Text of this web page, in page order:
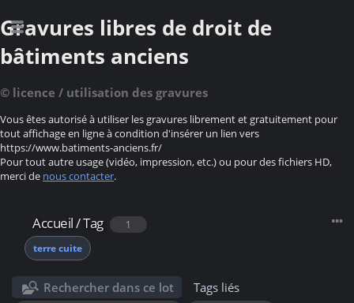
Gravures libres de droit de
bâtiments anciens
© licence / utilisation des gravures
Vous êtes autorisé à utiliser les gravures librement et gratuitement pour
tout affichage en ligne à condition d'insérer un lien vers
https://www.batiments-anciens.fr/
Pour tout autre usage (vidéo, impression, etc.) ou pour des fichiers HD,
merci de nous contacter.
Accueil/Tag
1
terre cuite
Rechercher dans ce lot Tags liés